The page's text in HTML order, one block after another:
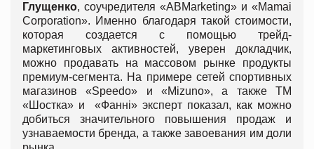
Глущенко, соучредителя «ABMarketing» и «Mamai
Corporation». Именно благодаря такой стоимости,
которая создается с помощью трейд-
маркетинговых активностей, уверен докладчик,
можно продавать на массовом рынке продукты
премиум-сегмента. На примере сетей спортивных
магазинов «Speedo» и «Mizuno», а также ТМ
«Шостка» и «Фанні» эксперт показал, как можно
добиться значительного повышения продаж и
узнаваемости бренда, а также завоевания им доли